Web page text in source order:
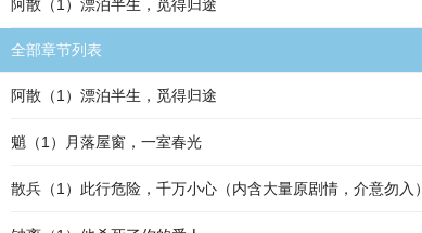
阿散（1）漂泊半生，觅得归途
全部章节列表
阿散（1）漂泊半生，觅得归途
魈（1）月落屋窗，一室春光
散兵（1）此行危险，千万小心（内含大量原剧情，介意勿入）